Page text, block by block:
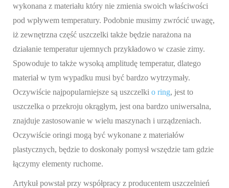
wykonana z materiału który nie zmienia swoich właściwości
pod wpływem temperatury. Podobnie musimy zwrócić uwagę,
iż zewnętrzna część uszczelki także będzie narażona na
działanie temperatur ujemnych przykładowo w czasie zimy.
Spowoduje to także wysoką amplitudę temperatur, dlatego
materiał w tym wypadku musi być bardzo wytrzymały.
Oczywiście najpopularniejsze są uszczelki o ring, jest to
uszczelka o przekroju okrągłym, jest ona bardzo uniwersalna,
znajduje zastosowanie w wielu maszynach i urządzeniach.
Oczywiście oringi mogą być wykonane z materiałów
plastycznych, będzie to doskonały pomysł wszędzie tam gdzie
łączymy elementy ruchome.
Artykuł powstał przy współpracy z producentem uszczelnień